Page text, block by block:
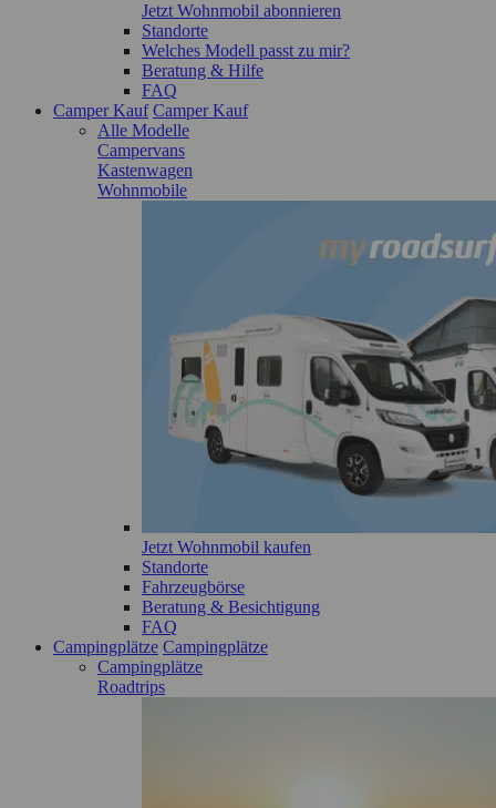
Jetzt Wohnmobil abonnieren
Standorte
Welches Modell passt zu mir?
Beratung & Hilfe
FAQ
Camper Kauf Camper Kauf
Alle Modelle
Campervans
Kastenwagen
Wohnmobile
Jetzt Wohnmobil kaufen
Standorte
Fahrzeugbörse
Beratung & Besichtigung
FAQ
Campingplätze Campingplätze
Campingplätze
Roadtrips